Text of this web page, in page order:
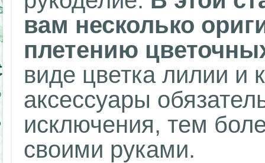
вам несколько
плетению
виде цветка лилии и
аксессуары
исключения, тем
своими руками.